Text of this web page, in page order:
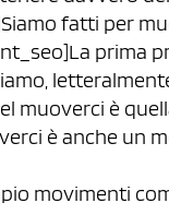
fatti per
muoverci è
è anche un
movimenti